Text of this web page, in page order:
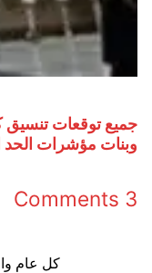
وبنات مؤشرات الحد
3 Comments
كل عام